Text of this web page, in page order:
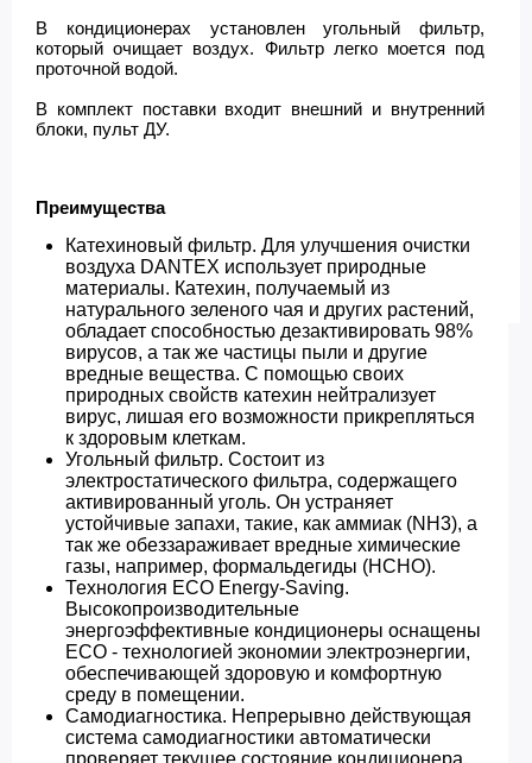
В кондиционерах установлен угольный фильтр,
который очищает воздух. Фильтр легко моется под
проточной водой.
В комплект поставки входит внешний и внутренний
блоки, пульт ДУ.
Преимущества
Катехиновый фильтр. Для улучшения очистки
воздуха DANTEX использует природные
материалы. Катехин, получаемый из
натурального зеленого чая и других растений,
обладает способностью дезактивировать 98%
вирусов, а так же частицы пыли и другие
вредные вещества. С помощью своих
природных свойств катехин нейтрализует
вирус, лишая его возможности прикрепляться
к здоровым клеткам.
Угольный фильтр. Состоит из
электростатического фильтра, содержащего
активированный уголь. Он устраняет
устойчивые запахи, такие, как аммиак (NH3), а
так же обеззараживает вредные химические
газы, например, формальдегиды (НСНО).
Технология ECO Energy-Saving.
Высокопроизводительные
энергоэффективные кондиционеры оснащены
ECO - технологией экономии электроэнергии,
обеспечивающей здоровую и комфортную
среду в помещении.
Самодиагностика. Непрерывно действующая
система самодиагностики автоматически